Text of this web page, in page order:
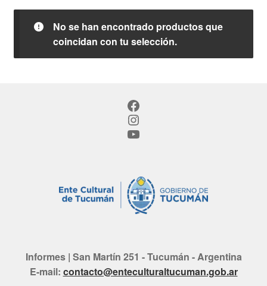
No se han encontrado productos que
coincidan con tu selección.
Facebook
Instagram
YouTube
Informes | San Martín 251 - Tucumán - Argentina
E-mail: contacto@enteculturaltucuman.gob.ar